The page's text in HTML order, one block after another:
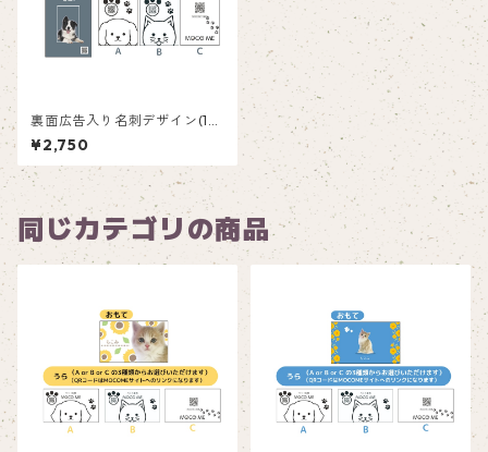
裏面広告入り名刺デザイン(1箱
50枚入り)_四角_SQ001ad
¥2,750
同じカテゴリの商品